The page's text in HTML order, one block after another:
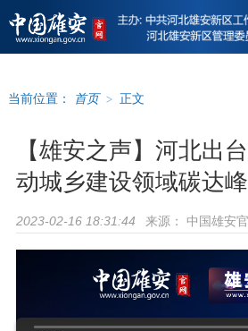
当前位置： 首页 > 正文
【雄安之声】河北出
动城乡建设领域碳达峰
2023-02-16 18:31:44 来源： 中国雄安